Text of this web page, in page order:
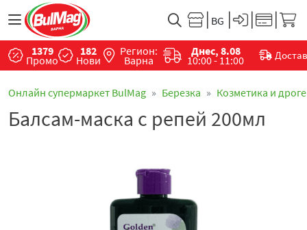
1379
Промо
182
Нови
Регион:
Варна
Днес, 8.08
10:00 - 11:00
Онлайн супермаркет BulMag Березка Козметика и
Балсам-маска с репей 200мл